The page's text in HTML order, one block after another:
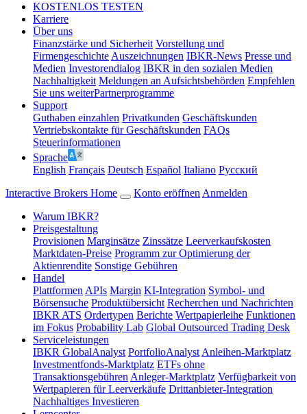
KOSTENLOS TESTEN
Karriere
Über uns
Finanzstärke und Sicherheit Vorstellung und
Firmengeschichte Auszeichnungen IBKR-News Presse und
Medien Investorendialog IBKR in den sozialen Medien
Nachhaltigkeit Meldungen an Aufsichtsbehörden Empfehlen
Sie uns weiterPartnerprogramme
Support
Guthaben einzahlen Privatkunden Geschäftskunden
Vertriebskontakte für Geschäftskunden FAQs
Steuerinformationen
Sprache
English Français Deutsch Español Italiano Pусский
Interactive Brokers Home
Konto eröffnen Anmelden
Warum IBKR?
Preisgestaltung
Provisionen Marginsätze Zinssätze Leerverkaufskosten
Marktdaten-Preise Programm zur Optimierung der
Aktienrendite Sonstige Gebühren
Handel
Plattformen APIs Margin KI-Integration Symbol- und
Börsensuche Produktübersicht Recherchen und Nachrichten
IBKR ATS Ordertypen Berichte Wertpapierleihe Funktionen
im Fokus Probability Lab Global Outsourced Trading Desk
Serviceleistungen
IBKR GlobalAnalyst PortfolioAnalyst Anleihen-Marktplatz
Investmentfonds-Marktplatz ETFs ohne
Transaktionsgebühren Anleger-Marktplatz Verfügbarkeit von
Wertpapieren für Leerverkäufe Drittanbieter-Integration
Nachhaltiges Investieren